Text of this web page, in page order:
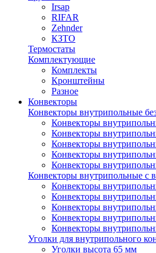
Irsap
RIFAR
Zehnder
КЗТО
Термостаты
Комплектующие
Комплекты
Кронштейны
Разное
Конвекторы
Конвекторы внутрипольные
Конвекторы
Конвекторы
Конвекторы
Конвекторы
Конвекторы
Конвекторы внутрипольные с
Конвекторы
Конвекторы
Конвекторы
Конвекторы
Конвекторы
Уголки для внутрипольного
Уголки высота 65 мм